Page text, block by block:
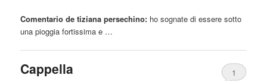
Comentario de tiziana persechino: ho sognate diessere sotto
una pioggia fortissima e …
Cappella
1